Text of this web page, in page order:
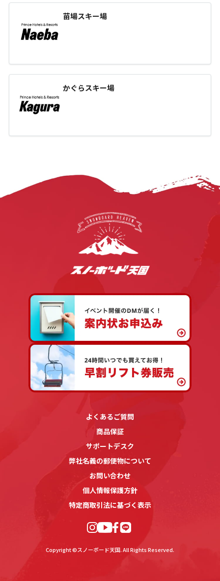
苗場スキー場
かぐらスキー場
よくあるご質問
商品保証
サポートデスク
弊社名義の郵便物について
お問い合わせ
個人情報保護方針
特定商取引法に基づく表示
Copyright ©スノーボード天国. All Rights Reserved.